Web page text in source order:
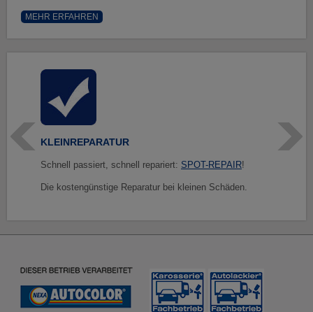
MEHR ERFAHREN
KLEINREPARATUR
Schnell passiert, schnell repariert: SPOT-REPAIR!
Die kostengünstige Reparatur bei kleinen Schäden.